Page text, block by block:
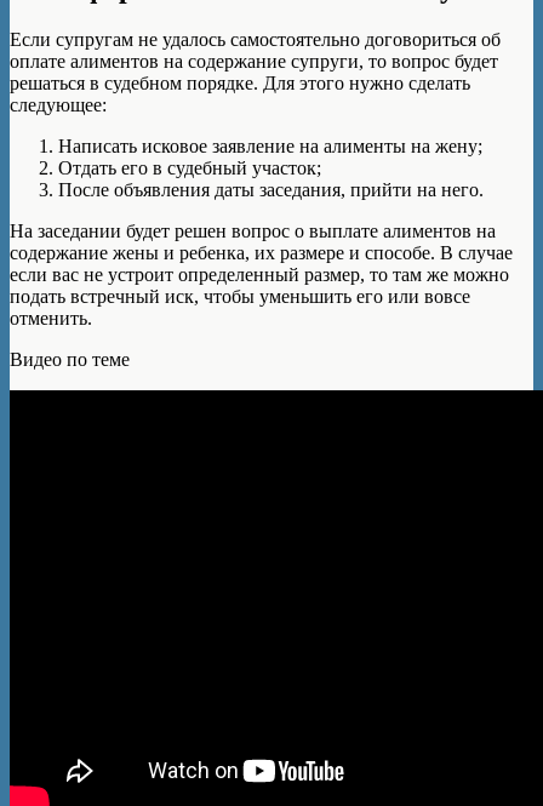
Если супругам не удалось самостоятельно договориться об
оплате алиментов на содержание супруги, то вопрос будет
решаться в судебном порядке. Для этого нужно сделать
следующее:
Написать исковое заявление на алименты на жену;
Отдать его в судебный участок;
После объявления даты заседания, прийти на него.
На заседании будет решен вопрос о выплате алиментов на
содержание жены и ребенка, их размере и способе. В случае
если вас не устроит определенный размер, то там же можно
подать встречный иск, чтобы уменьшить его или вовсе
отменить.
Видео по теме